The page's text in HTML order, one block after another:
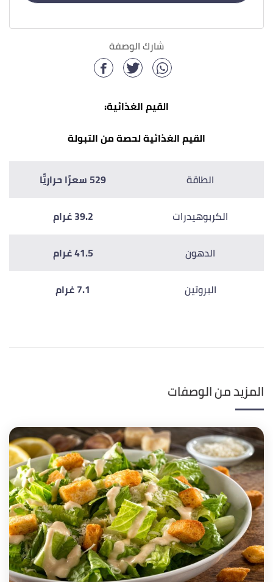
شارك الوصفة
القيم الغذائية:
القيم الغذائية لحصة من التبولة
الطاقة
529 سعرًا حراريًّا
الكربوهيدرات
39.2 غرام
الدهون
41.5 غرام
البروتين
7.1 غرام
المزيد من الوصفات